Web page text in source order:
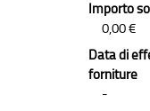
Importo
0,00 €
Data di
forniture
-